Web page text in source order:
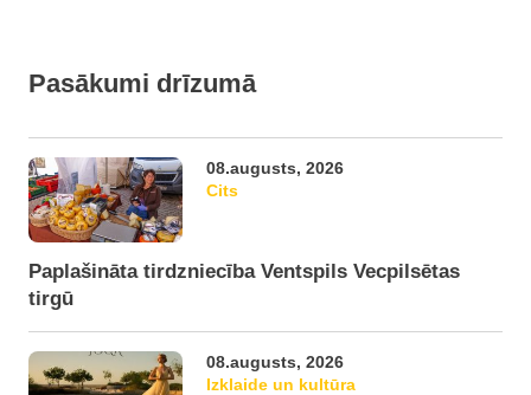
Pasākumi drīzumā
08.augusts, 2026
Cits
Paplašināta tirdzniecība Ventspils Vecpilsētas
tirgū
08.augusts, 2026
Izklaide un kultūra